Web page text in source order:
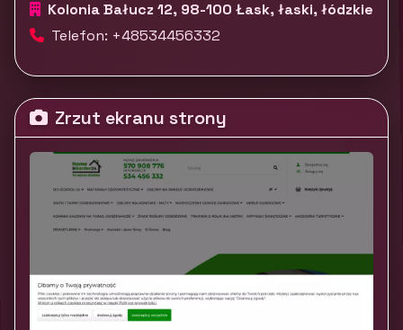
Kolonia Bałucz 12, 98-100 Łask, łaski, łódzkie
Telefon: +48534456332
Zrzut ekranu strony